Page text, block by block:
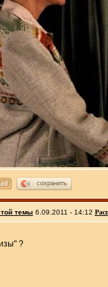
сохранить
темы 6.09.2011 - 14:12
?